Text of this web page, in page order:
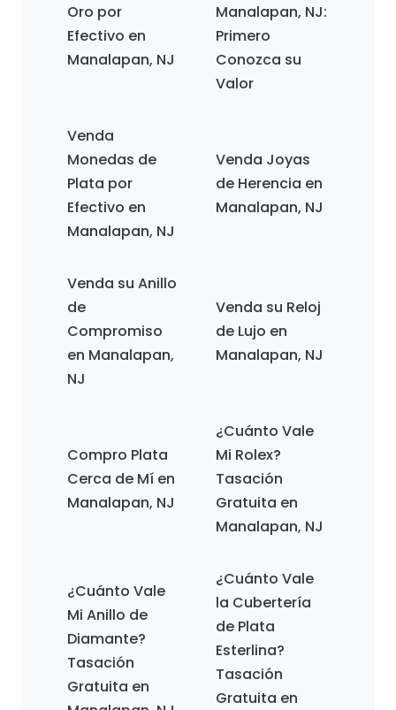
Oro por
Efectivo en
Manalapan, NJ
Manalapan, NJ:
Primero
Conozca su
Valor
Venda
Monedas de
Plata por
Efectivo en
Manalapan, NJ
Venda Joyas
de Herencia en
Manalapan, NJ
Venda su Anillo
de
Compromiso
en Manalapan,
NJ
Venda su Reloj
de Lujo en
Manalapan, NJ
Compro Plata
Cerca de Mí en
Manalapan, NJ
¿Cuánto Vale
Mi Rolex?
Tasación
Gratuita en
Manalapan, NJ
¿Cuánto Vale
Mi Anillo de
Diamante?
Tasación
Gratuita en
¿Cuánto Vale
la Cubertería
de Plata
Esterlina?
Tasación
Gratuita en